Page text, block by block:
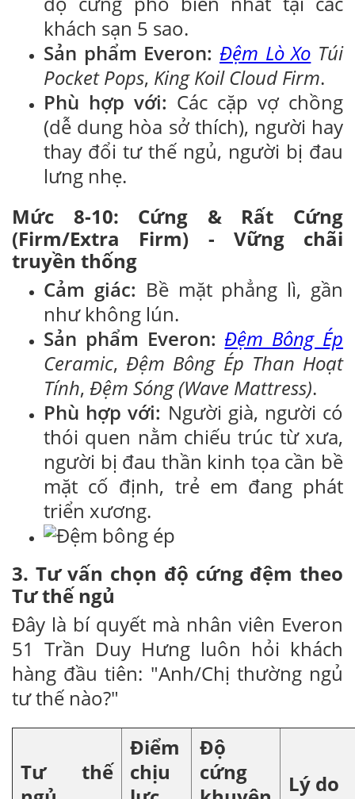
khách sạn 5 sao.
Sản phẩm Everon: Đệm Lò Xo Túi
Pocket Pops, King Koil Cloud Firm.
Phù hợp với: Các cặp vợ chồng
(dễ dung hòa sở thích), người hay
thay đổi tư thế ngủ, người bị đau
lưng nhẹ.
Mức 8-10: Cứng & Rất Cứng
(Firm/Extra Firm) - Vững chãi
truyền thống
Cảm giác: Bề mặt phẳng lì, gần
như không lún.
Sản phẩm Everon: Đệm Bông Ép
Ceramic, Đệm Bông Ép Than Hoạt
Tính, Đệm Sóng (Wave Mattress).
Phù hợp với: Người già, người có
thói quen nằm chiếu trúc từ xưa,
người bị đau thần kinh tọa cần bề
mặt cố định, trẻ em đang phát
triển xương.
3. Tư vấn chọn độ cứng đệm theo
Tư thế ngủ
Đây là bí quyết mà nhân viên Everon
51 Trần Duy Hưng luôn hỏi khách
hàng đầu tiên: "Anh/Chị thường ngủ
tư thế nào?"
Tư thế
Điểm
chịu
Độ
cứng
Lý do